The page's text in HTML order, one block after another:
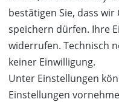
bestätigen Sie, dass
speichern dürfen. Ihre
widerrufen. Technisch
keiner Einwilligung.
Unter Einstellungen
Einstellungen
68%
WEITERE
Wert:
592,- €
Preis: